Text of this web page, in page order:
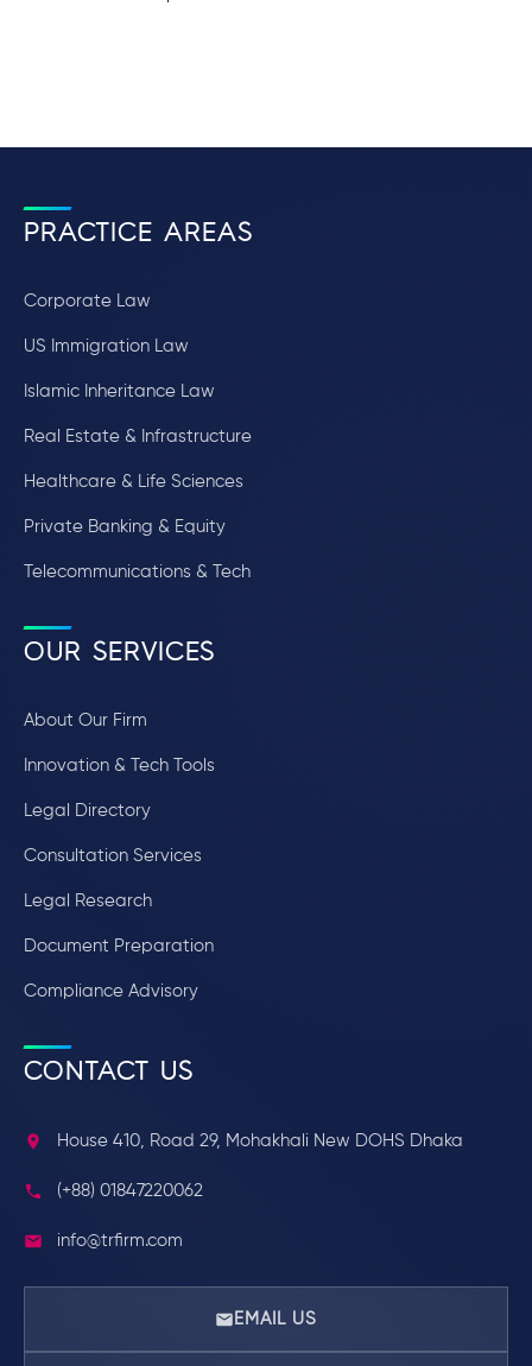
PRACTICE AREAS
Corporate Law
US Immigration Law
Islamic Inheritance Law
Real Estate & Infrastructure
Healthcare & Life Sciences
Private Banking & Equity
Telecommunications & Tech
OUR SERVICES
About Our Firm
Innovation & Tech Tools
Legal Directory
Consultation Services
Legal Research
Document Preparation
Compliance Advisory
CONTACT US
House 410, Road 29, Mohakhali New DOHS Dhaka
(+88) 01847220062
info@trfirm.com
EMAIL US